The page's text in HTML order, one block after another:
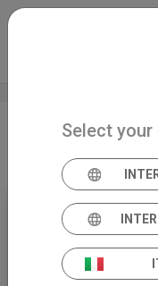
Skip to main content
Fitting in
Select